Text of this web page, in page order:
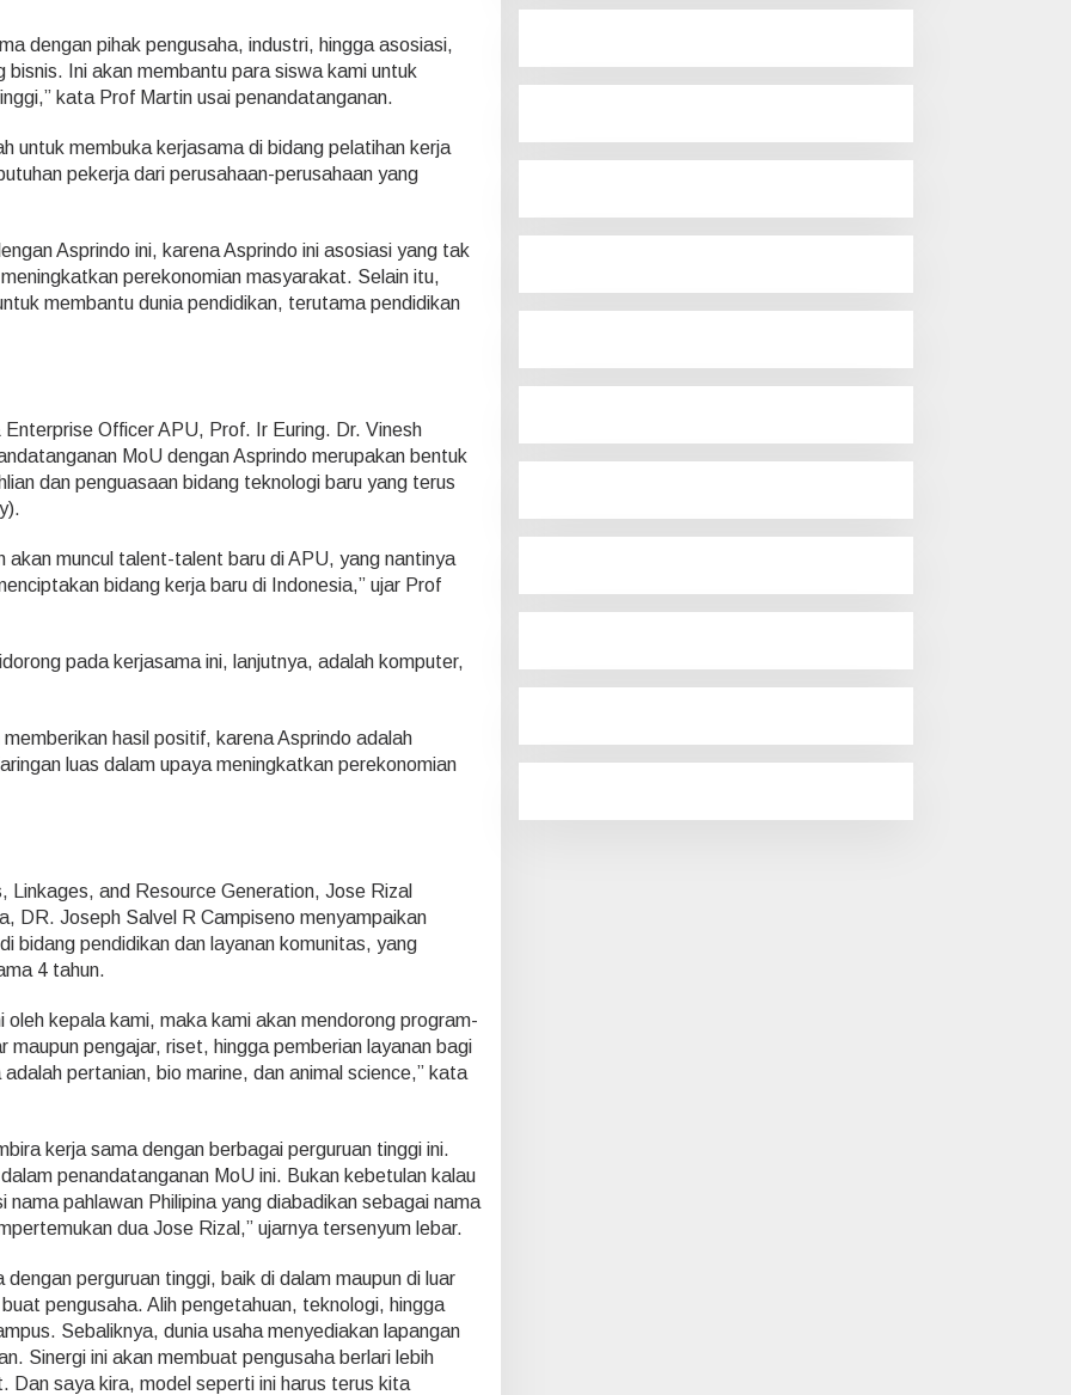
dengan pihak pengusaha, industri, hingga asosiasi,
Ini akan membantu para siswa kami untuk
kata Prof Martin usai penandatanganan.
untuk membuka kerjasama di bidang pelatihan kerja
pekerja dari perusahaan-perusahaan yang
Asprindo ini, karena Asprindo ini asosiasi yang tak
perekonomian masyarakat. Selain itu,
membantu dunia pendidikan, terutama pendidikan
Officer APU, Prof. Ir Euring. Dr. Vinesh
MoU dengan Asprindo merupakan bentuk
dan penguasaan bidang teknologi baru yang terus
akan muncul talent-talent baru di APU, yang nantinya
bidang kerja baru di Indonesia,” ujar Prof
pada kerjasama ini, lanjutnya, adalah komputer,
hasil positif, karena Asprindo adalah
luas dalam upaya meningkatkan perekonomian
and Resource Generation, Jose Rizal
DR. Joseph Salvel R Campiseno menyampaikan
bidang pendidikan dan layanan komunitas, yang
4 tahun.
kepala kami, maka kami akan mendorong program-
pengajar, riset, hingga pemberian layanan bagi
pertanian, bio marine, dan animal science,” kata
kerja sama dengan berbagai perguruan tinggi ini.
penandatanganan MoU ini. Bukan kebetulan kalau
nama pahlawan Philipina yang diabadikan sebagai nama
dua Jose Rizal,” ujarnya tersenyum lebar.
perguruan tinggi, baik di dalam maupun di luar
pengusaha. Alih pengetahuan, teknologi, hingga
Sebaliknya, dunia usaha menyediakan lapangan
Sinergi ini akan membuat pengusaha berlari lebih
Dan saya kira, model seperti ini harus terus kita